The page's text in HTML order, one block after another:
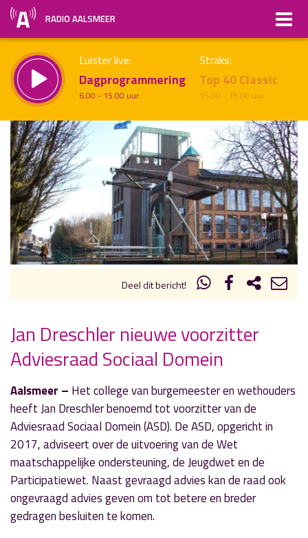
RADIO AALSMEER
Luister live:
Dagprogrammering
6.00 - 15.00 uur
Straks:
Top 40 Classic
15.00 - 18.00 uur
Vorig uur uur 1 van x Volgend uur
Inklappen
Deel dit bericht!
« Vorig nieuwsbericht
Werkzaamheden aan waterleiding
Stommeerkade van start
17 september 2024
» Volgend nieuwsbericht
Club Amstelring opent deuren tijdens Week van
de Ontmoeting
17 september 2024
Jan Dreschler nieuwe voorzitter
Adviesraad Sociaal Domein
Aalsmeer – Het college van burgemeester en wethouders
heeft Jan Dreschler benoemd tot voorzitter van de
Adviesraad Sociaal Domein (ASD). De ASD, opgericht in
2017, adviseert over de uitvoering van de Wet
maatschappelijke ondersteuning, de Jeugdwet en de
Participatiewet. Naast gevraagd advies kan de raad ook
ongevraagd advies geven om tot betere en breder
gedragen besluiten te komen.